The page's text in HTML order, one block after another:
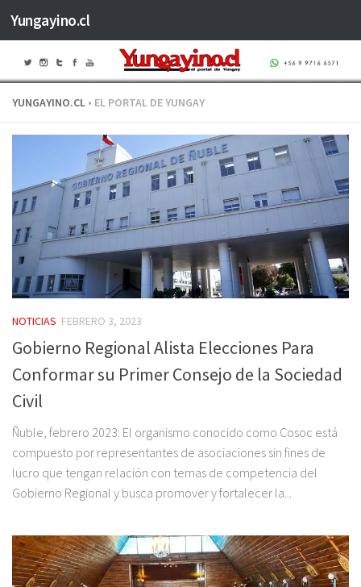
Saltar al contenido
Yungayino.cl
YUNGAYINO.CL • EL PORTAL DE YUNGAY
NOTICIAS FEBRERO 3, 2023
Gobierno Regional Alista Elecciones Para
Conformar su Primer Consejo de la Sociedad
Civil
Ñuble, febrero 2023: El organismo conocido como Cosoc está
compuesto por representantes de asociaciones sin fines de
lucro que tengan relación con temas de competencia del
Gobierno Regional y busca promover y fortalecer la...